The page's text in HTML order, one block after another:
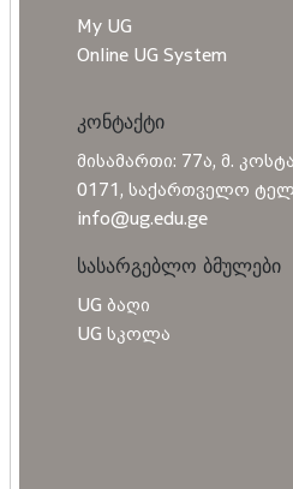
My UG
Online UG System
კონტაქტი
მისამართი: 77ა, მ.
0171, საქართველო
info@ug.edu.ge
სასარგებლო ბმულები
UG ბაღი
UG სკოლა